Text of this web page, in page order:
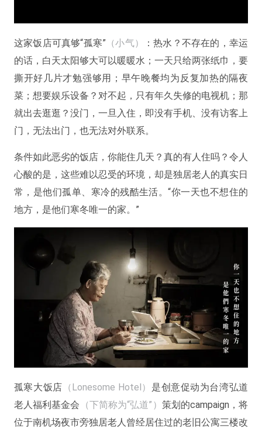
这家饭店可真够“孤寒” （小气）
：热水？不存在的，幸运
的话，白天太阳够大可以暖暖水；一天只给两张纸巾，要
撕开好几片才勉强够用；早午晚餐均为反复加热的隔夜
菜；想要娱乐设备？对不起，只有年久失修的电视机；那
就出去逛逛？没门，一旦入住，即没有手机、没有访客上
门，无法出门，也无法对外联系。
条件如此恶劣的饭店，你能住几天？真的有人住吗？令人
心酸的是，这些难以忍受的环境，却是独居老人的真实日
常，是他们孤单、寒冷的残酷生活。“你一天也不想住的
地方，是他们寒冬唯一的家。”
孤寒大饭店 （Lonesome Hotel） 是创意促动为台湾弘道
老人福利基金会 （下简称为“弘道”） 策划的campaign，将
位于南机场夜市旁独居老人曾经居住过的老旧公寓三楼改